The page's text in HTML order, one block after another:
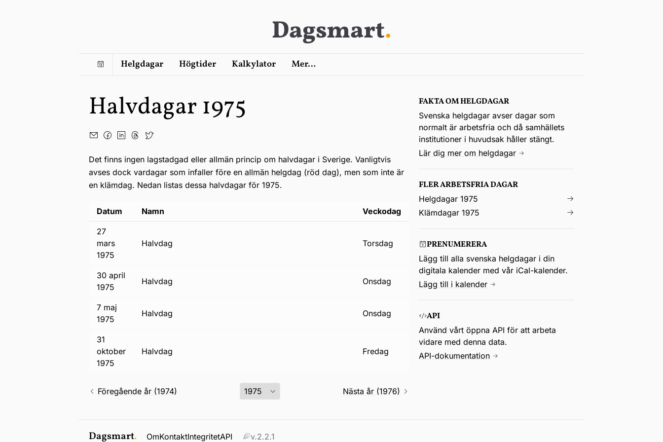
Dagsmart.
Helgdagar Högtider Kalkylator Mer…
Halvdagar 1975
Det finns ingen lagstadgad eller allmän princip om halvdagar i Sverige. Vanligtvis
avses dock vardagar som infaller före en allmän helgdag (röd dag), men som inte är
en klämdag. Nedan listas dessa halvdagar för 1975.
Datum Namn Veckodag
27
mars
1975
halvdag torsdag
30 april
1975
halvdag onsdag
7 maj
1975
halvdag onsdag
31
oktober
1975
halvdag fredag
Föregående år (1974) Nästa år (1976)
FAKTA OM HELGDAGAR
Svenska helgdagar avser dagar som
normalt är arbetsfria och då samhällets
institutioner i huvudsak håller stängt.
Lär dig mer om helgdagar
FLER ARBETSFRIA DAGAR
Helgdagar 1975
Klämdagar 1975
PRENUMERERA
Lägg till alla svenska helgdagar i din
digitala kalender med vår iCal-kalender.
Lägg till i kalender
API
Använd vårt öppna API för att arbeta
vidare med denna data.
API-dokumentation
Dagsmart. OmKontaktIntegritetAPI v.2.2.1